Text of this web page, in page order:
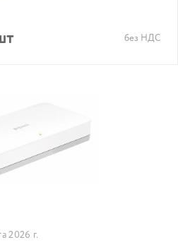
без НДС
2026 г.